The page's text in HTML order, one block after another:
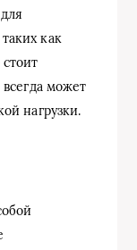
как
всегда может
нагрузки.